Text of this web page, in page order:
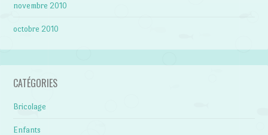
novembre 2010
octobre 2010
CATÉGORIES
Bricolage
Enfants